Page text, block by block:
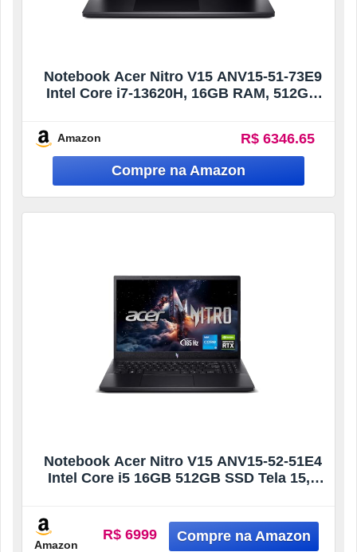
Notebook Acer Nitro V15 ANV15-51-73E9
Intel Core i7-13620H, 16GB RAM, 512GB
Amazon R$ 6346.65
Notebook Acer Nitro V15 ANV15-52-51E4
Intel Core i5 16GB 512GB SSD Tela 15,6
Amazon
R$ 6999